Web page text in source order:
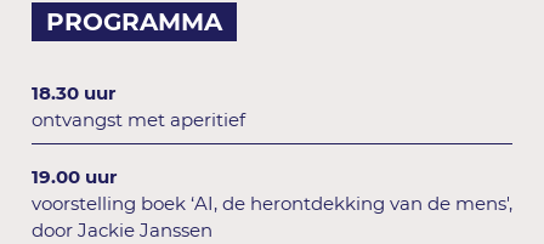
PROGRAMMA
18.30 uur
ontvangst met aperitief
19.00 uur
voorstelling boek ‘AI, de herontdekking van de mens',
door Jackie Janssen